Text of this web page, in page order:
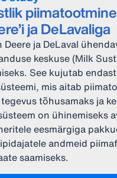
ja DeLavaliga
Deere ja DeLaval
keskuse (Milk
See kujutab
mis aitab
tõhusamaks ja
on ühinemiseks
eesmärgiga
andmeid
saamiseks.